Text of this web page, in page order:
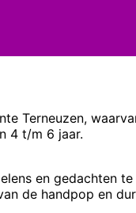
Terneuzen,
4 t/m 6 jaar.
en gedachten
de handpop en